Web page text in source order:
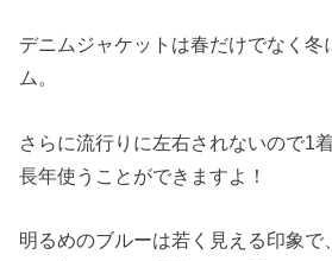
デニムジャケットは春だけでなく冬
ム。
さらに流行りに左右されないので1
長年使うことができますよ！
明るめのブルーは若く見える印象で